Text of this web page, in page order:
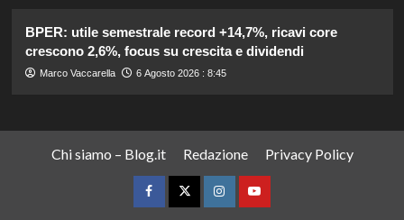
BPER: utile semestrale record +14,7%, ricavi core
crescono 2,6%, focus su crescita e dividendi
Marco Vaccarella 6 Agosto 2026 : 8:45
Chi siamo – Blog.it Redazione Privacy Policy
FacebookTwitterInstagramYouTube